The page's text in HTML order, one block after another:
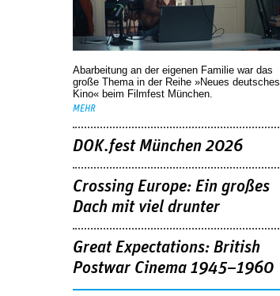
Abarbeitung an der eigenen Familie war das
große Thema in der Reihe »Neues deutsches
Kino« beim Filmfest München.
MEHR
DOK.fest München 2026
Crossing Europe: Ein großes
Dach mit viel drunter
Great Expectations: British
Postwar Cinema 1945–1960